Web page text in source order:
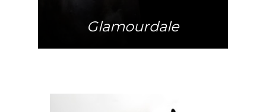
Glamourdale